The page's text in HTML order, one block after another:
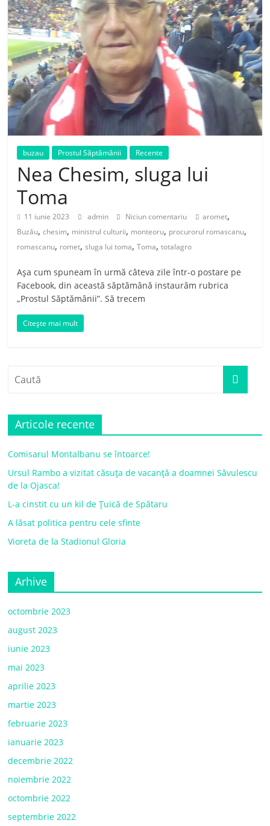
buzau Prostul Săptămânii Recente
Nea Chesim, sluga lui
Toma
11 iunie 2023 admin Niciun comentariu aromet,
Buzău,chesim, ministrul culturii, monteoru, procurorul romascanu,
romascanu, romet,sluga lui toma,Toma,totalagro
Așa cum spuneam în urmă câteva zile într-o postare pe
Facebook, din această săptămână instaurăm rubrica
„Prostul Săptămânii”. Să trecem
Citește mai mult
Articole recente
Comisarul Montalbanu se întoarce!
Ursul Rambo a vizitat căsuța de vacanță a doamnei Săvulescu
de la Ojasca!
L-a cinstit cu un kil de Țuică de Spătaru
A lăsat politica pentru cele sfinte
Vioreta de la Stadionul Gloria
Arhive
octombrie 2023
august 2023
iunie 2023
mai 2023
aprilie 2023
martie 2023
februarie 2023
ianuarie 2023
decembrie 2022
noiembrie 2022
octombrie 2022
septembrie 2022